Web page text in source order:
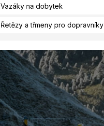
Vazáky na dobytek
Řetězy a třmeny pro dopravníky